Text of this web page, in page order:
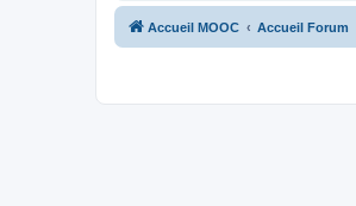
Accueil MOOC Accueil Forum